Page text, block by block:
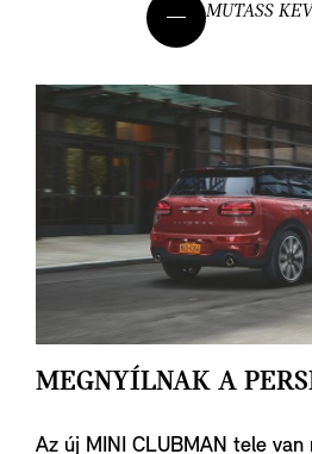
TEKINTSD MEG A
VÁLASSZ MINI
MUTASS
MEGNYÍLNAK A
Az új MINI CLUBMAN tele van